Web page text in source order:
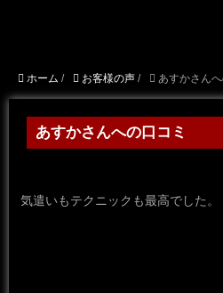
ホーム / お客様の声 / あすかさんへ
あすかさんへの口コミ
気遣いもテクニックも最高でした。